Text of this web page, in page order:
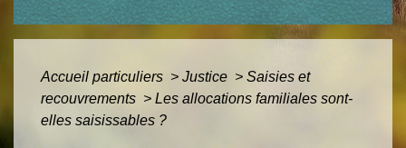
Accueil particuliers > Justice > Saisies et
recouvrements > Les allocations familiales sont-
elles saisissables ?